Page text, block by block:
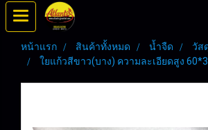
หน้าแรก สินค้าทั้งหมด น้ำจืด
วัส
ใยแก้วสีขาว(บาง) ความละเอียดสูง